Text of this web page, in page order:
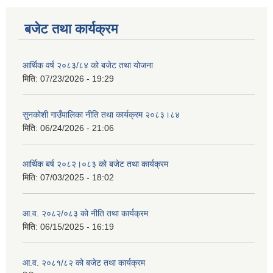
बजेट तथा कार्यक्रम
आर्थिक वर्ष २०८३/८४ को बजेट तथा योजना
मिति: 07/23/2026 - 19:29
सुनकोशी गाउँपालिका नीति तथा कार्यक्रम २०८३।८४
मिति: 06/24/2026 - 21:06
आर्थिक बर्ष २०८२।०८३ को बजेट तथा कार्यक्रम
मिति: 07/03/2025 - 18:02
आ.व. २०८२/०८३ को नीति तथा कार्यक्रम
मिति: 06/15/2025 - 16:19
आ.व. २०८१/८२ को बजेट तथा कार्यक्रम